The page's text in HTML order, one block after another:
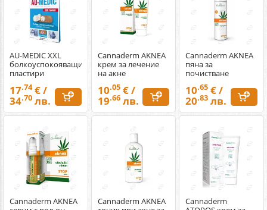
AU-MEDIC XXL
болкоуспокояващи
пластири
17.74€ /
34.70 лв.
Cannaderm AKNEA
крем за лечение
на акне
10.05€ /
19.66лв.
Cannaderm AKNEA
пяна за
почистване
10.65 € /
20.83 лв.
Cannaderm AKNEA
Cannaderm AKNEA
Cannaderm